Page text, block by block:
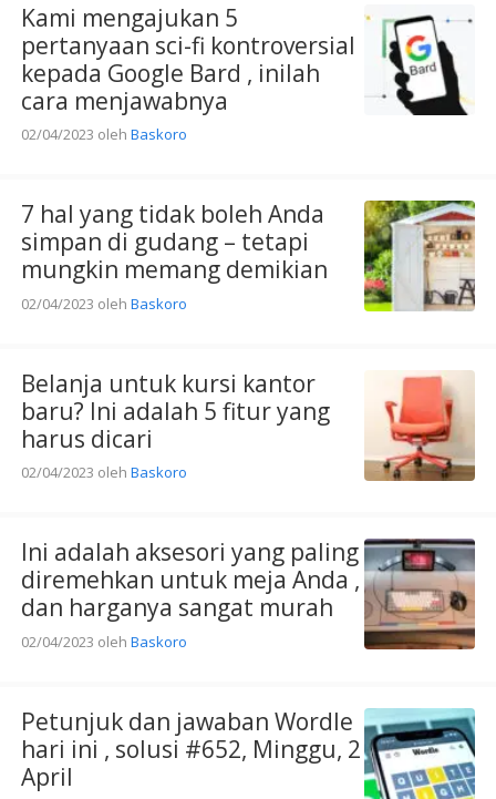
Kami mengajukan 5
pertanyaan sci-fi kontroversial
kepada Google Bard , inilah
cara menjawabnya
02/04/2023 oleh Baskoro
7 hal yang tidak boleh Anda
simpan di gudang – tetapi
mungkin memang demikian
02/04/2023 oleh Baskoro
Belanja untuk kursi kantor
baru? Ini adalah 5 fitur yang
harus dicari
02/04/2023 oleh Baskoro
Ini adalah aksesori yang paling
diremehkan untuk meja Anda ,
dan harganya sangat murah
02/04/2023 oleh Baskoro
Petunjuk dan jawaban Wordle
hari ini , solusi #652, Minggu, 2
April